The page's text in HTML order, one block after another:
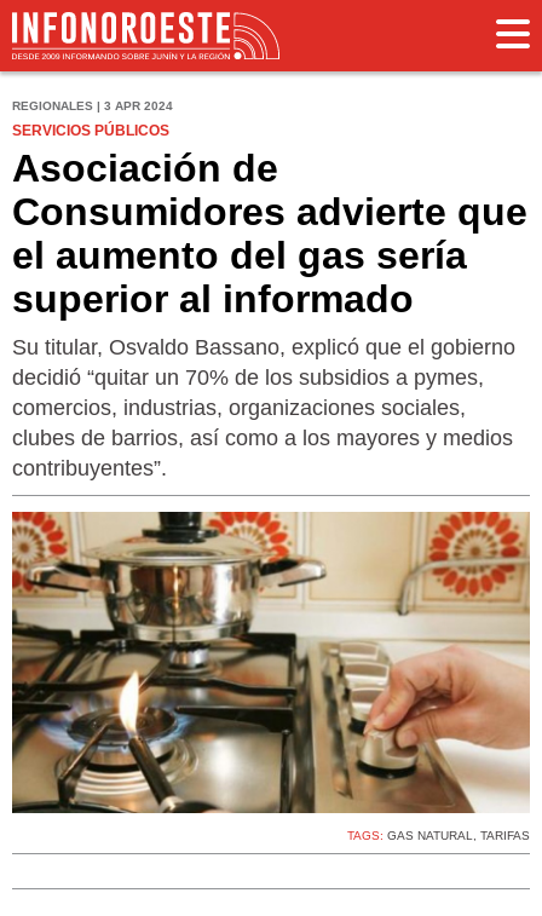
REGIONALES | 3 APR 2024
SERVICIOS PÚBLICOS
Asociación de
Consumidores advierte que
el aumento del gas sería
superior al informado
Su titular, Osvaldo Bassano, explicó que el gobierno
decidió “quitar un 70% de los subsidios a pymes,
comercios, industrias, organizaciones sociales,
clubes de barrios, así como a los mayores y medios
contribuyentes”.
TAGS: GAS NATURAL, TARIFAS